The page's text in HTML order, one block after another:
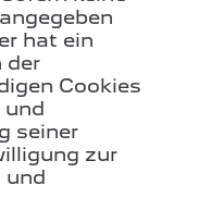
hat ein
der
Cookies
und
seiner
zur
und